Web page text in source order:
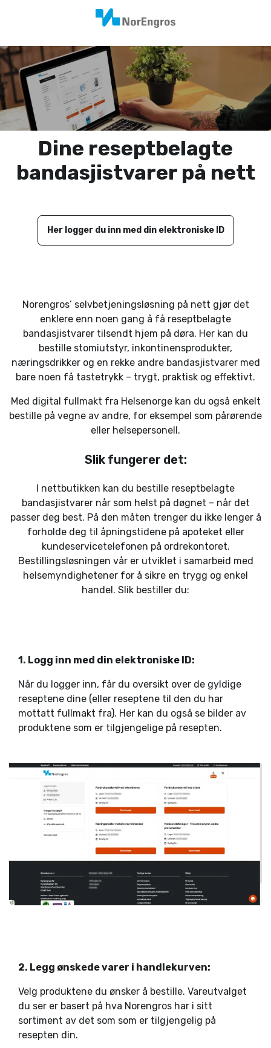
Dine reseptbelagte
bandasjistvarer på nett
Her logger du inn med din elektroniske ID
Norengros’ selvbetjeningsløsning på nett gjør det
enklere enn noen gang å få reseptbelagte
bandasjistvarer tilsendt hjem på døra. Her kan du
bestille stomiutstyr, inkontinensprodukter,
næringsdrikker og en rekke andre bandasjistvarer med
bare noen få tastetrykk – trygt, praktisk og effektivt.
Med digital fullmakt fra Helsenorge kan du også enkelt
bestille på vegne av andre, for eksempel som pårørende
eller helsepersonell.
Slik fungerer det:
I nettbutikken kan du bestille reseptbelagte
bandasjistvarer når som helst på døgnet – når det
passer deg best. På den måten trenger du ikke lenger å
forholde deg til åpningstidene på apoteket eller
kundeservicetelefonen på ordrekontoret.
Bestillingsløsningen vår er utviklet i samarbeid med
helsemyndighetener for å sikre en trygg og enkel
handel. Slik bestiller du:
1. Logg inn med din elektroniske ID:
Når du logger inn, får du oversikt over de gyldige
reseptene dine (eller reseptene til den du har
mottatt fullmakt fra). Her kan du også se bilder av
produktene som er tilgjengelige på resepten.
2. Legg ønskede varer i handlekurven:
Velg produktene du ønsker å bestille. Vareutvalget
du ser er basert på hva Norengros har i sitt
sortiment av det som som er tilgjengelig på
resepten din.